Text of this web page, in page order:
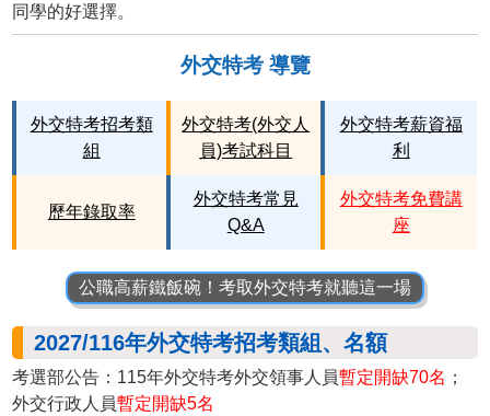
同學的好選擇。
外交特考 導覽
外交特考招考類
組
外交特考(外交人
員)考試科目
外交特考薪資福
利
歷年錄取率
外交特考常見
Q&A
外交特考免費講
座
公職高薪鐵飯碗！考取外交特考就聽這一場
2027/116年外交特考招考類組、名額
考選部公告：115年外交特考外交領事人員暫定開缺70名 ；
外交行政人員暫定開缺5名